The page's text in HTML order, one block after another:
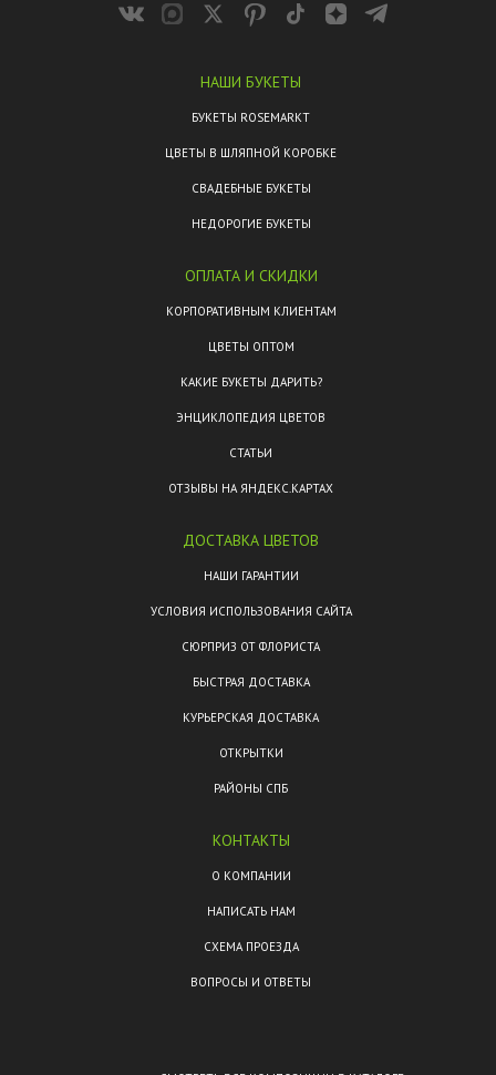
НАШИ БУКЕТЫ
БУКЕТЫ ROSEMARKT
ЦВЕТЫ В ШЛЯПНОЙ КОРОБКЕ
СВАДЕБНЫЕ БУКЕТЫ
НЕДОРОГИЕ БУКЕТЫ
ОПЛАТА И СКИДКИ
КОРПОРАТИВНЫМ КЛИЕНТАМ
ЦВЕТЫ ОПТОМ
КАКИЕ БУКЕТЫ ДАРИТЬ?
ЭНЦИКЛОПЕДИЯ ЦВЕТОВ
СТАТЬИ
ОТЗЫВЫ НА ЯНДЕКС.КАРТАХ
ДОСТАВКА ЦВЕТОВ
НАШИ ГАРАНТИИ
УСЛОВИЯ ИСПОЛЬЗОВАНИЯ САЙТА
СЮРПРИЗ ОТ ФЛОРИСТА
БЫСТРАЯ ДОСТАВКА
КУРЬЕРСКАЯ ДОСТАВКА
ОТКРЫТКИ
РАЙОНЫ СПБ
КОНТАКТЫ
О КОМПАНИИ
НАПИСАТЬ НАМ
СХЕМА ПРОЕЗДА
ВОПРОСЫ И ОТВЕТЫ